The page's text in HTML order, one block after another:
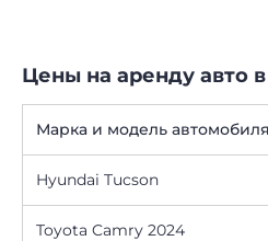
Цены на аренду авто
Марка и модель автомобиля
Hyundai Tucson
Toyota Camry 2024